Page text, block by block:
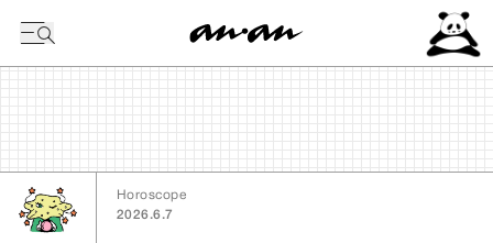
Horoscope
2026.6.7